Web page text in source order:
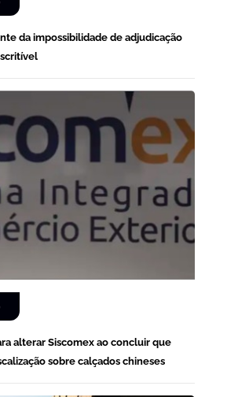
da impossibilidade de adjudicação
alterar Siscomex ao concluir que
sobre calçados chineses